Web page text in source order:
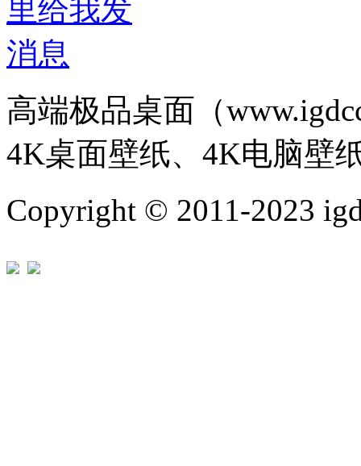
高端极品桌面（
4K桌面壁纸、4K电脑壁
Copyright © 2011-2023